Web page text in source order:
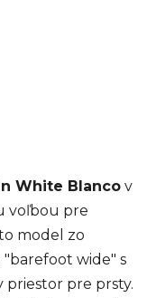
White Blanco v
voľbou pre
model zo
wide" s
pre prsty.